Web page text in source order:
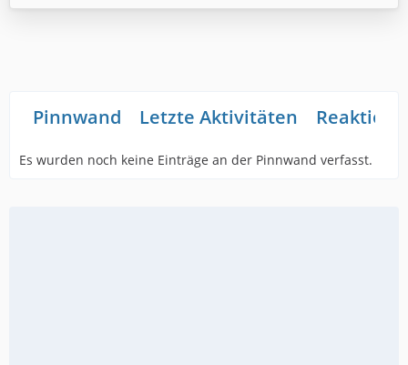
Pinnwand Letzte Aktivitäten
Es wurden noch keine Einträge an der Pinnwand verfasst.